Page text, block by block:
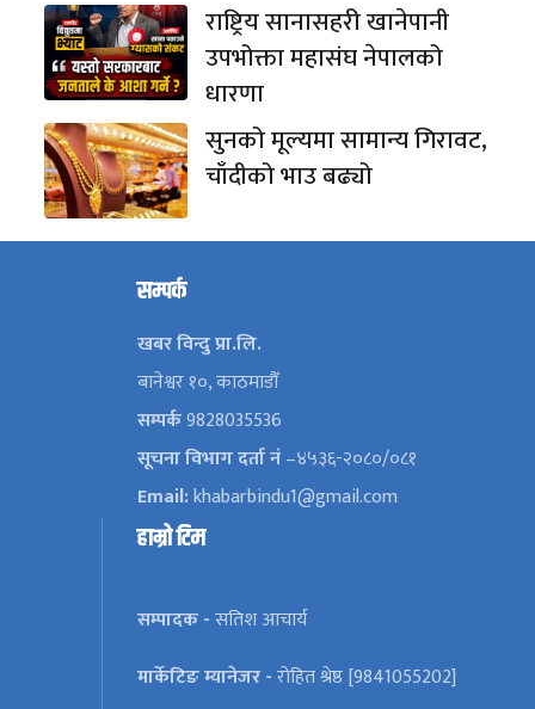
राष्ट्रिय सानासहरी खानेपानी
उपभोक्ता महासंघ नेपालको
धारणा
सुनको मूल्यमा सामान्य गिरावट,
चाँदीको भाउ बढ्यो
सम्पर्क
खबर विन्दु प्रा.लि.
बानेश्वर १०, काठमाडौँ
सम्पर्क9828035536
सूचना विभाग दर्ता नं–४५३६-२०८०/०८१
Email:khabarbindu1@gmail.com
हाम्रो टिम
सम्पादक -सतिश आचार्य
मार्केटिङ म्यानेजर -रोहित श्रेष्ठ [9841055202]